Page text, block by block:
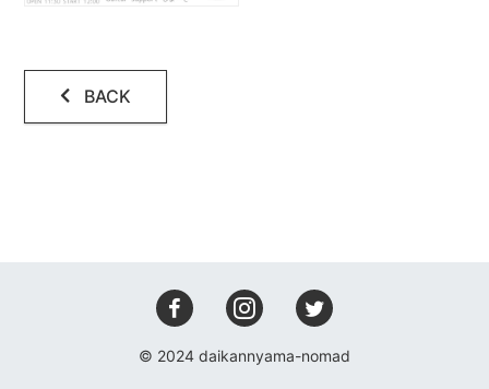
BACK
© 2024 daikannyama-nomad